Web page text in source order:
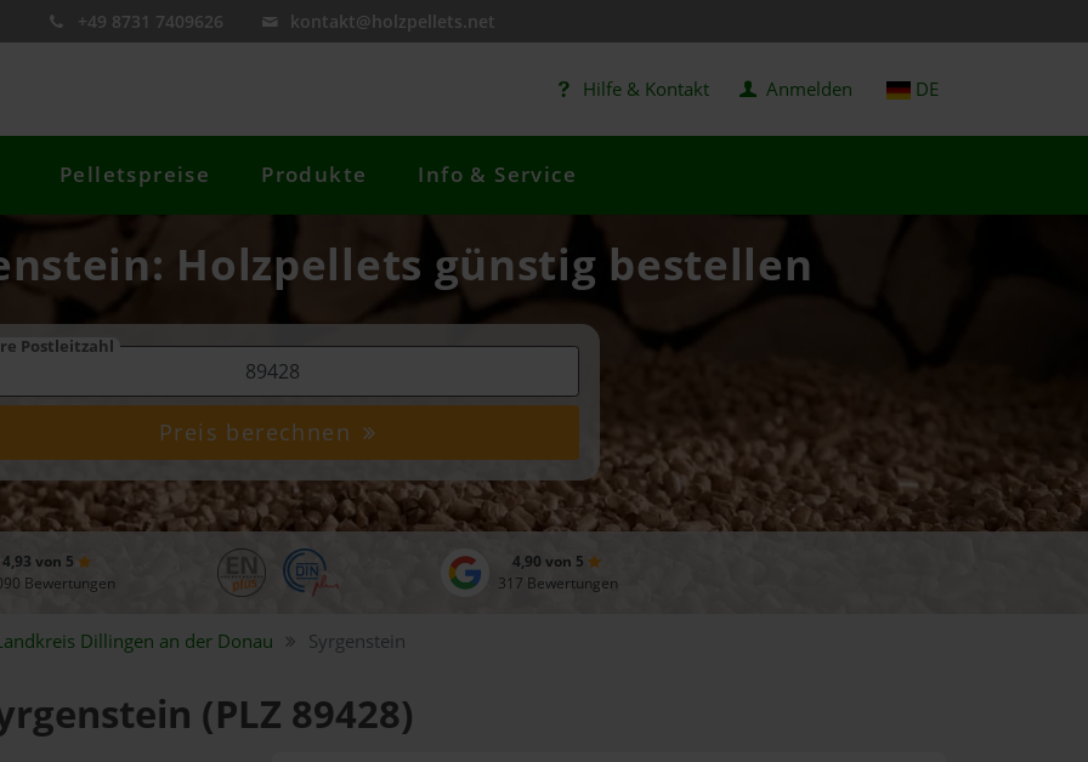
+49 8731 7409626 kontakt@holzpellets.net
Hilfe & Kontakt Anmelden DE
Pelletspreise Produkte Info & Service
Holzpellets günstig bestellen
Postleitzahl
Preis berechnen
4,93 von 5
Bewertungen
4,90 von 5
317 Bewertungen
Dillingen an der Donau Syrgenstein
(PLZ 89428)